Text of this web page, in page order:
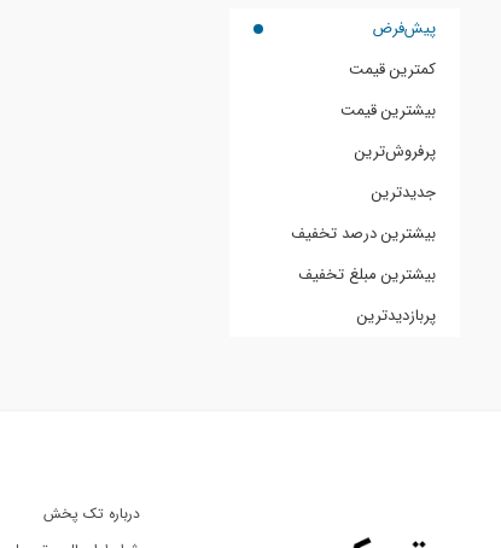
پیش‌فرض
کمترین قیمت
بیشترین قیمت
پرفروش‌ترین
جدیدترین
بیشترین درصد تخفیف
بیشترین مبلغ تخفیف
پربازدیدترین
درباره تک پخش